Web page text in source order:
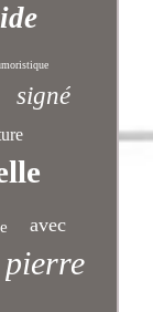
signé
avec
pierre